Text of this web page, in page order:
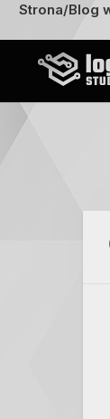
Strona/Blog